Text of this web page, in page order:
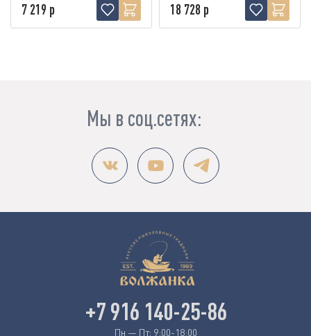
7 219 р 18 728 р
Мы в соц.сетях:
+7 916 140-25-86
Пн — Пт: 9:00-18:00